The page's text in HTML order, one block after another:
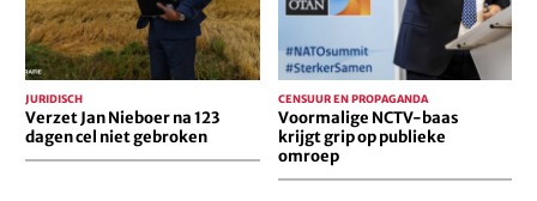
niet
gebroken
Verzet Jan Nieboer na 123
dagen cel niet gebroken
JURIDISCH
Voormalige NCTV-baas
krijgt grip op publieke
omroep
CENSUUR EN PROPAGANDA